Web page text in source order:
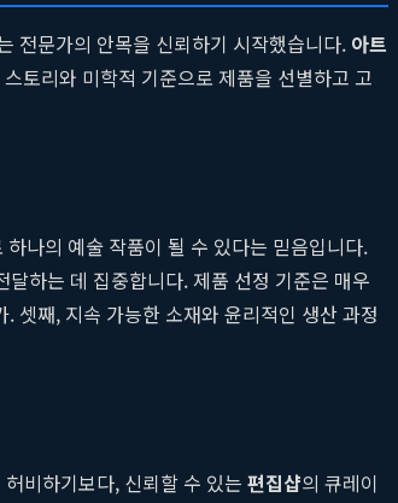
전문가의 안목을 신뢰하기 시작했습니다. 아트
토리와 미학적 기준으로 제품을 선별하고 고
나의 예술 작품이 될 수 있다는 믿음입니다.
하는 데 집중합니다. 제품 선정 기준은 매우
셋째, 지속 가능한 소재와 윤리적인 생산 과정
비하기보다, 신뢰할 수 있는 편집샵의 큐레이